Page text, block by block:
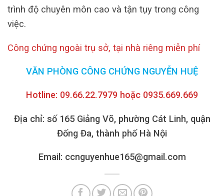
trình độ chuyên môn cao và tận tụy trong công
việc.
Công chứng ngoài trụ sở, tại nhà riêng miễn phí
VĂN PHÒNG CÔNG CHỨNG NGUYỄN HUỆ
Hotline: 09.66.22.7979 hoặc 0935.669.669
Địa chỉ: số 165 Giảng Võ, phường Cát Linh, quận
Đống Đa, thành phố Hà Nội
Email: ccnguyenhue165@gmail.com